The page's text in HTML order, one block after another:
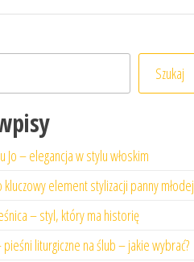
Szukaj
Jo – elegancja w stylu włoskim
kluczowy element stylizacji panny młodej
– styl, który ma historię
liturgiczne na ślub – jakie wybrać?